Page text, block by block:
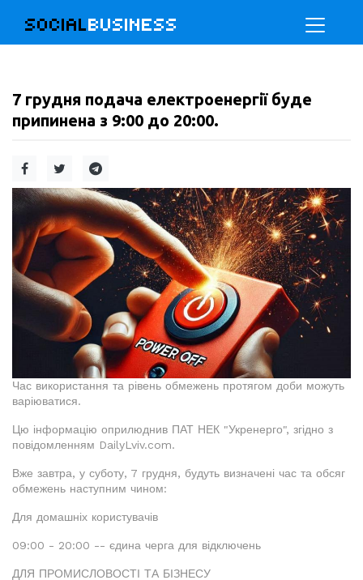
SOCIALBUSINESS
7 грудня подача електроенергії буде
припинена з 9:00 до 20:00.
Час використання та рівень обмежень протягом доби можуть
варіюватися.
Цю інформацію оприлюднив ПАТ НЕК "Укренерго", згідно з
повідомленням DailyLviv.com.
Вже завтра, у суботу, 7 грудня, будуть визначені час та обсяг
обмежень наступним чином:
Для домашніх користувачів
09:00 - 20:00 -- єдина черга для відключень
ДЛЯ ПРОМИСЛОВОСТІ ТА БІЗНЕСУ